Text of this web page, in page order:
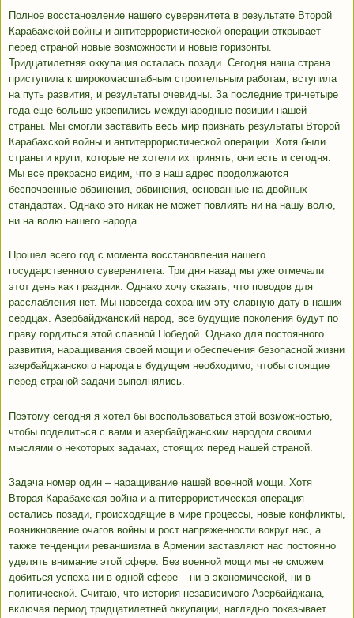
Полное восстановление нашего суверенитета в результате Второй
Карабахской войны и антитеррористической операции открывает
перед страной новые возможности и новые горизонты.
Тридцатилетняя оккупация осталась позади. Сегодня наша страна
приступила к широкомасштабным строительным работам, вступила
на путь развития, и результаты очевидны. За последние три-четыре
года еще больше укрепились международные позиции нашей
страны. Мы смогли заставить весь мир признать результаты Второй
Карабахской войны и антитеррористической операции. Хотя были
страны и круги, которые не хотели их принять, они есть и сегодня.
Мы все прекрасно видим, что в наш адрес продолжаются
беспочвенные обвинения, обвинения, основанные на двойных
стандартах. Однако это никак не может повлиять ни на нашу волю,
ни на волю нашего народа.
Прошел всего год с момента восстановления нашего
государственного суверенитета. Три дня назад мы уже отмечали
этот день как праздник. Однако хочу сказать, что поводов для
расслабления нет. Мы навсегда сохраним эту славную дату в наших
сердцах. Азербайджанский народ, все будущие поколения будут по
праву гордиться этой славной Победой. Однако для постоянного
развития, наращивания своей мощи и обеспечения безопасной жизни
азербайджанского народа в будущем необходимо, чтобы стоящие
перед страной задачи выполнялись.
Поэтому сегодня я хотел бы воспользоваться этой возможностью,
чтобы поделиться с вами и азербайджанским народом своими
мыслями о некоторых задачах, стоящих перед нашей страной.
Задача номер один – наращивание нашей военной мощи. Хотя
Вторая Карабахская война и антитеррористическая операция
остались позади, происходящие в мире процессы, новые конфликты,
возникновение очагов войны и рост напряженности вокруг нас, а
также тенденции реваншизма в Армении заставляют нас постоянно
уделять внимание этой сфере. Без военной мощи мы не сможем
добиться успеха ни в одной сфере – ни в экономической, ни в
политической. Считаю, что история независимого Азербайджана,
включая период тридцатилетней оккупации, наглядно показывает